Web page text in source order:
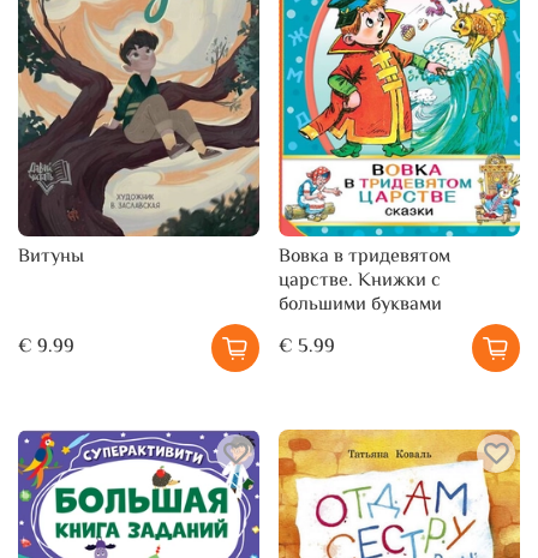
Витуны
€ 9.99
Вовка в тридевятом
царстве. Книжки с
большими буквами
€ 5.99